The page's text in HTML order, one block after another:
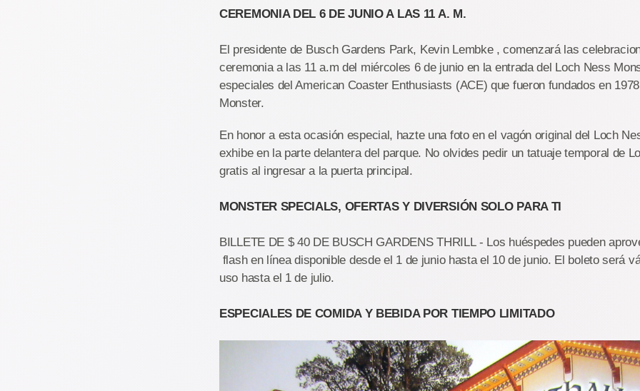
CEREMONIA DEL 6 DE JUNIO A LAS 11 A. M.
El presidente de Busch Gardens Park, Kevin Lembke , comenzará las
ceremonia a las 11 a.m del miércoles 6 de junio en la entrada del Loch Ness
especiales del American Coaster Enthusiasts (ACE) que fueron fundados en
Monster.
En honor a esta ocasión especial, hazte una foto en el vagón original del Loch
exhibe en la parte delantera del parque. No olvides pedir un tatuaje temporal de
gratis al ingresar a la puerta principal.
MONSTER SPECIALS, OFERTAS Y DIVERSIÓN SOLO PARA TI
BILLETE DE $ 40 DE BUSCH GARDENS THRILL - Los huéspedes pueden
flash en línea disponible desde el 1 de junio hasta el 10 de junio. El boleto será
uso hasta el 1 de julio.
ESPECIALES DE COMIDA Y BEBIDA POR TIEMPO LIMITADO